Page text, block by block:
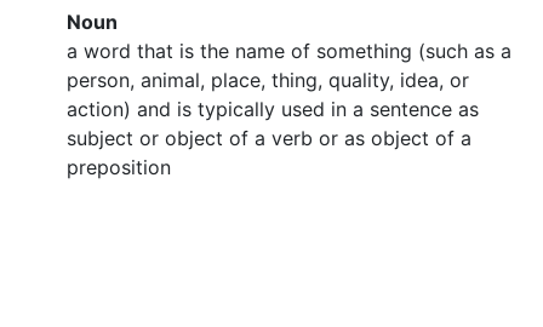
Noun
a word that is the name of something (such as a
person, animal, place, thing, quality, idea, or
action) and is typically used in a sentence as
subject or object of a verb or as object of a
preposition